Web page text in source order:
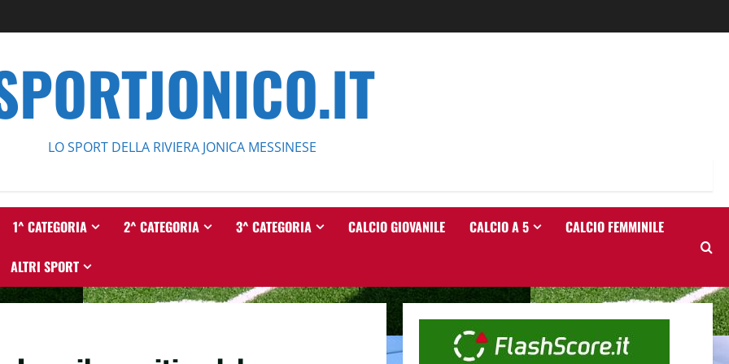
LO SPORT DELLA RIVIERA JONICA MESSINESE
1^ CATEGORIA 2^ CATEGORIA 3^ CATEGORIA CALCIO GIOVANILE CALCIO A 5 CALCIO FEMMINILE
ALTRI SPORT